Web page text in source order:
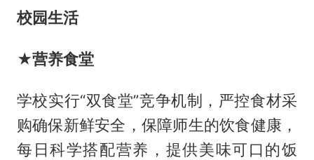
校园生活
★营养食堂
学校实行“双食堂”竞争机制，严控食材采
购确保新鲜安全，保障师生的饮食健康，
每日科学搭配营养，提供美味可口的饭